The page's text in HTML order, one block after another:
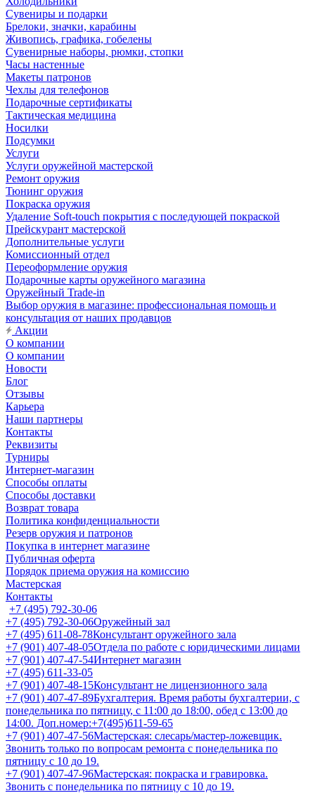
Сувениры и подарки
Брелоки, значки, карабины
Живопись, графика, гобелены
Сувенирные наборы, рюмки, стопки
Часы настенные
Макеты патронов
Чехлы для телефонов
Подарочные сертификаты
Тактическая медицина
Носилки
Подсумки
Услуги
Услуги оружейной мастерской
Ремонт оружия
Тюнинг оружия
Покраска оружия
Удаление Soft-touch покрытия с последующей покраской
Прейскурант мастерской
Дополнительные услуги
Комиссионный отдел
Переоформление оружия
Подарочные карты оружейного магазина
Оружейный Trade-in
Выбор оружия в магазине: профессиональная помощь и
консультация от наших продавцов
Акции
О компании
О компании
Новости
Блог
Отзывы
Карьера
Наши партнеры
Контакты
Реквизиты
Турниры
Интернет-магазин
Способы оплаты
Способы доставки
Возврат товара
Политика конфиденциальности
Резерв оружия и патронов
Покупка в интернет магазине
Публичная оферта
Порядок приема оружия на комиссию
Мастерская
Контакты
+7 (495) 792-30-06
+7 (495) 792-30-06Оружейный зал
+7 (495) 611-08-78Консультант оружейного зала
+7 (901) 407-48-05Отдела по работе с юридическими лицами
+7 (901) 407-47-54Интернет магазин
+7 (495) 611-33-05
+7 (901) 407-48-15Консультант не лицензионного зала
+7 (901) 407-47-89Бухгалтерия. Время работы бухгалтерии, с
понедельника по пятницу, с 11:00 до 18:00, обед с 13:00 до
14:00. Доп.номер:+7(495)611-59-65
+7 (901) 407-47-56Мастерская: слесарь/мастер-ложевщик.
Звонить только по вопросам ремонта с понедельника по
пятницу с 10 до 19.
+7 (901) 407-47-96Мастерская: покраска и гравировка.
Звонить с понедельника по пятницу с 10 до 19.